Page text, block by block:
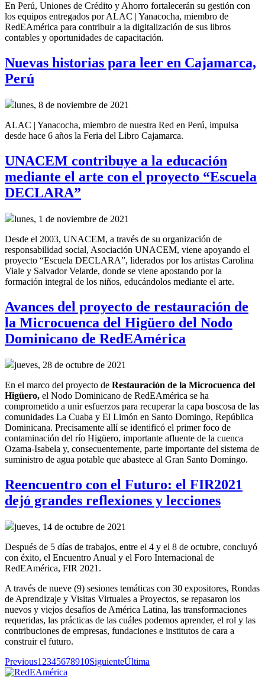
En Perú, Uniones de Crédito y Ahorro fortalecerán su gestión con
los equipos entregados por ALAC | Yanacocha, miembro de
RedEAmérica para contribuir a la digitalización de sus libros
contables y oportunidades de capacitación.
Nuevas historias para leer en Cajamarca,
Perú
lunes, 8 de noviembre de 2021
ALAC | Yanacocha, miembro de nuestra Red en Perú, impulsa
desde hace 6 años la Feria del Libro Cajamarca.
UNACEM contribuye a la educación
mediante el arte con el proyecto “Escuela
DECLARA”
lunes, 1 de noviembre de 2021
Desde el 2003, UNACEM, a través de su organización de
responsabilidad social, Asociación UNACEM, viene apoyando el
proyecto “Escuela DECLARA”, liderados por los artistas Carolina
Viale y Salvador Velarde, donde se viene apostando por la
formación integral de los niños, educándolos mediante el arte.
Avances del proyecto de restauración de
la Microcuenca del Higüero del Nodo
Dominicano de RedEAmérica
jueves, 28 de octubre de 2021
En el marco del proyecto de Restauración de la Microcuenca del
Higüero, el Nodo Dominicano de RedEAmérica se ha
comprometido a unir esfuerzos para recuperarla capa boscosa de las
comunidades La Cuaba y El Limón en Santo Domingo, República
Dominicana. Precisamente allíse identificó el primer foco de
contaminación del río Higüero, importante afluente de la cuenca
Ozama-Isabela y, consecuentemente, parte importante del sistema de
suministro de agua potable que abastece al Gran Santo Domingo.
Reencuentro con el Futuro: el FIR2021
dejó grandes reflexiones y lecciones
jueves, 14 de octubre de 2021
Después de 5 días de trabajos, entre el 4 y el 8 de octubre, concluyó
con éxito, el Encuentro Anual y el Foro Internacional de
RedEAmérica, FIR 2021.
A través de nueve (9) sesiones temáticas con 30 expositores, Rondas
de Aprendizaje y Visitas Virtuales a Proyectos, se repasaron los
nuevos y viejos desafíos de América Latina, las transformaciones
requeridas, las prácticas de las cuáles podemos aprender, el rol y las
contribuciones de empresas, fundaciones e institutos de cara a
construir el futuro.
Previous1 2345678910SiguienteÚltima